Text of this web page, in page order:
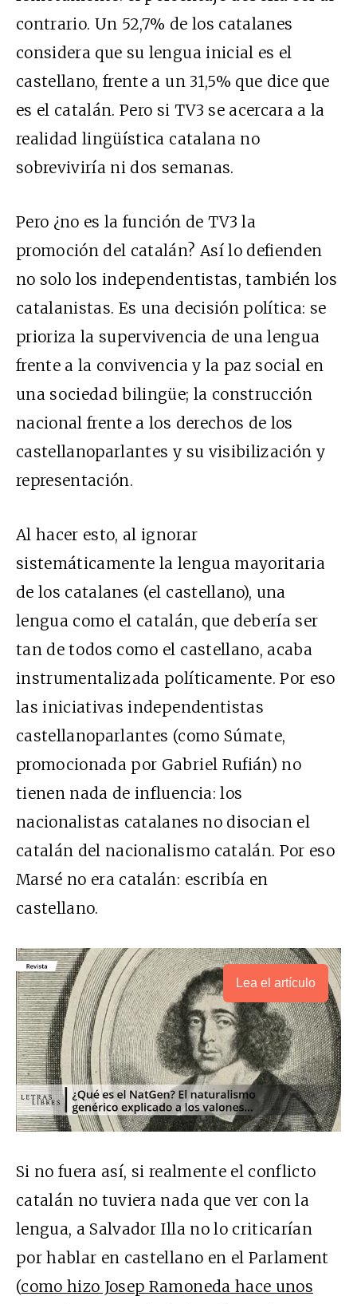
contrario. Un 52,7% de los catalanes
considera que su lengua inicial es el
castellano, frente a un 31,5% que dice que
es el catalán. Pero si TV3 se acercara a la
realidad lingüística catalana no
sobreviviría ni dos semanas.
Pero ¿no es la función de TV3 la
promoción del catalán? Así lo defienden
no solo los independentistas, también los
catalanistas. Es una decisión política: se
prioriza la supervivencia de una lengua
frente a la convivencia y la paz social en
una sociedad bilingüe; la construcción
nacional frente a los derechos de los
castellanoparlantes y su visibilización y
representación.
Al hacer esto, al ignorar
sistemáticamente la lengua mayoritaria
de los catalanes (el castellano), una
lengua como el catalán, que debería ser
tan de todos como el castellano, acaba
instrumentalizada políticamente. Por eso
las iniciativas independentistas
castellanoparlantes (como Súmate,
promocionada por Gabriel Rufián) no
tienen nada de influencia: los
nacionalistas catalanes no disocian el
catalán del nacionalismo catalán. Por eso
Marsé no era catalán: escribía en
castellano.
Lea el artículo
Si no fuera así, si realmente el conflicto
catalán no tuviera nada que ver con la
lengua, a Salvador Illa no lo criticarían
por hablar en castellano en el Parlament
(como hizo Josep Ramoneda hace unos